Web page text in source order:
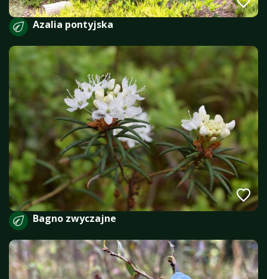
Azalia pontyjska
Bagno zwyczajne